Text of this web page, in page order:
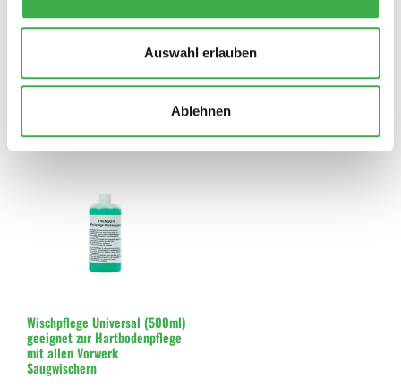
Auswahl erlauben
Ablehnen
In den Warenkorb
geeignet zur Hartbodenpflege
In den Warenkorb
Kobold 135 / 136
Wischpflege Universal (500ml)
geeignet zur Hartbodenpflege
mit allen Vorwerk
Saugwischern